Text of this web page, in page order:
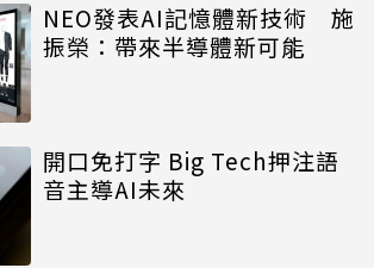
NEO發表AI記憶體新技術 施
振榮：帶來半導體新可能
開口免打字 Big Tech押注語
音主導AI未來